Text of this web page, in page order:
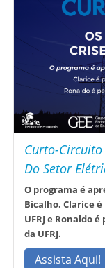
Curto-Circuito
Do Setor
O programa é
Bicalho. Clarice é
UFRJ e Ronaldo
da UFRJ.
Assista Aqui!